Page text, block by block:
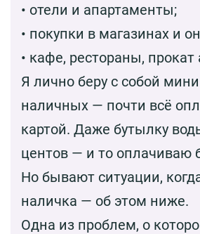
• отели и апартаменты;
• покупки в магазинах и
• кафе, рестораны,
Я лично беру с собой
наличных — почти всё
картой. Даже бутылку
центов — и то оплачиваю
Но бывают ситуации,
наличка — об этом ниже.
Одна из проблем, о